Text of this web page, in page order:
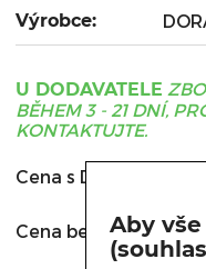
Výrobce:
U DODAVATELE
BĚHEM 3 - 21 DNÍ,
KONTAKTUJTE.
Cena s DPH:
Cena bez DPH:
Aby